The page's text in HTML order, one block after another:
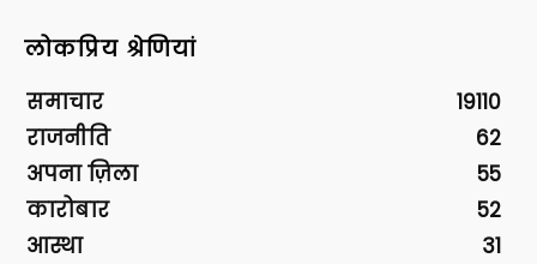
लोकप्रिय श्रेणियां
समाचार
19110
राजनीति
62
अपना ज़िला
55
कारोबार
52
आस्था
31